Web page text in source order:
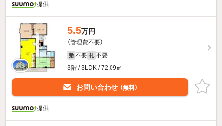
提供
5.5万円
（管理費不要）
敷 不要 礼 不要
3階 / 3LDK / 72.09㎡
お問い合わせ （無料）
提供